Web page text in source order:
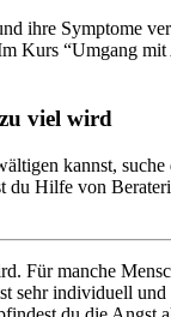
ihre Symptome
Kurs “Umgang
viel wird
kannst,
Hilfe von
Für manche
sehr individuell